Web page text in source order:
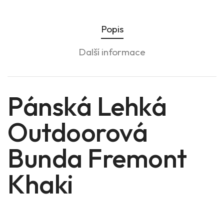
Popis
Další informace
Pánská Lehká
Outdoorová
Bunda Fremont
Khaki